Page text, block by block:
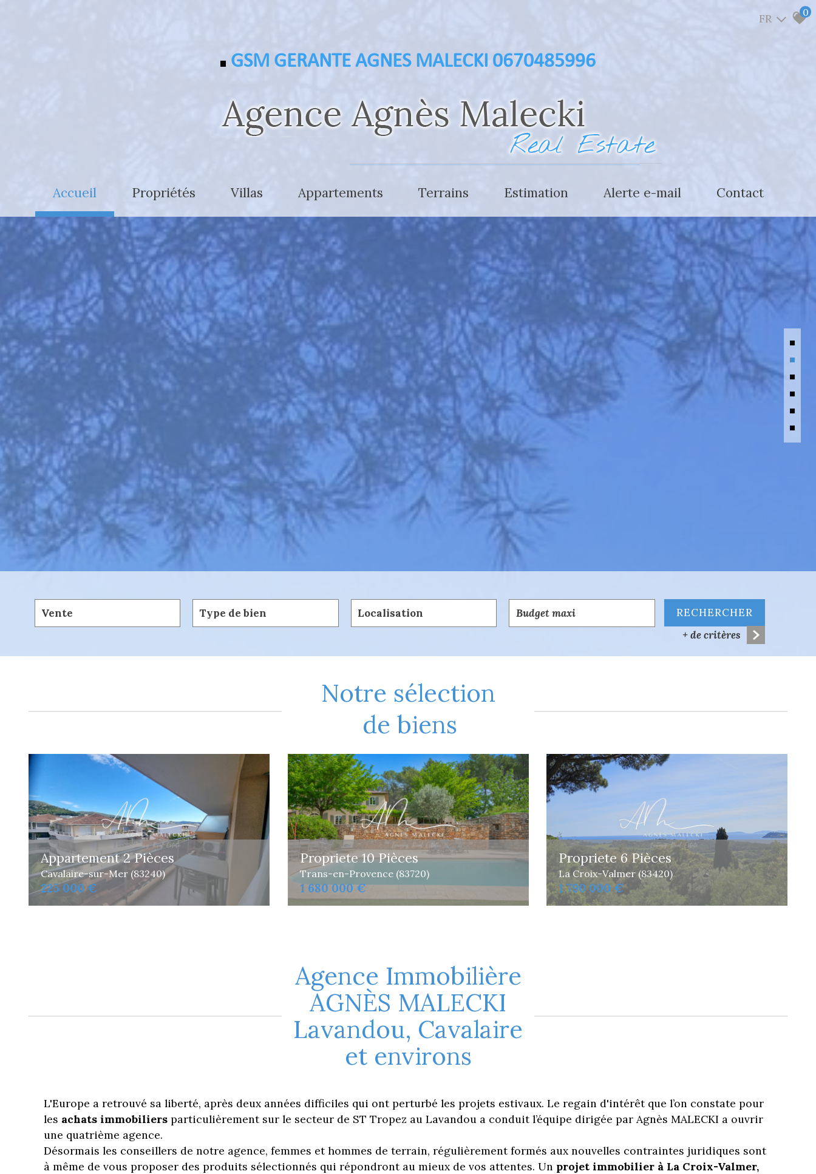
FR 0
GSM GERANTE AGNES MALECKI 0670485996
accueil propriétés
- de 2.500.000 €
+ de 2.500.000 €
villas
- de 800.000 €
800.000 € à 1.500.000 €
+ de 1.500.000 €
appartements
- de 300.000 €
300.000 € à 700.000 €
+ de 700.000 €
terrains estimation alerte e-mail contact
estimer votre bien
Vente RECHERCHER
+ de critères
notre sélection
de biens
Appartement 2 Pièces
Cavalaire-sur-Mer (83240)
225 000 €
Propriete 10 Pièces
Trans-en-Provence (83720)
1 680 000 €
Propriete 6 Pièces
La Croix-Valmer (83420)
1 790 000 €
Agence Immobilière
AGNÈS MALECKI
Lavandou, Cavalaire
et environs
L'Europe a retrouvé sa liberté, après deux années difficiles qui ont perturbé les projets estivaux. Le regain d'intérêt que l’on constate pour
les achats immobiliers particulièrement sur le secteur de ST Tropez au Lavandou a conduit l’équipe dirigée par Agnès MALECKI a ouvrir
une quatrième agence.
Désormais les conseillers de notre agence, femmes et hommes de terrain, régulièrement formés aux nouvelles contraintes juridiques sont
à même de vous proposer des produits sélectionnés qui répondront au mieux de vos attentes. Un projet immobilier à La Croix-Valmer,